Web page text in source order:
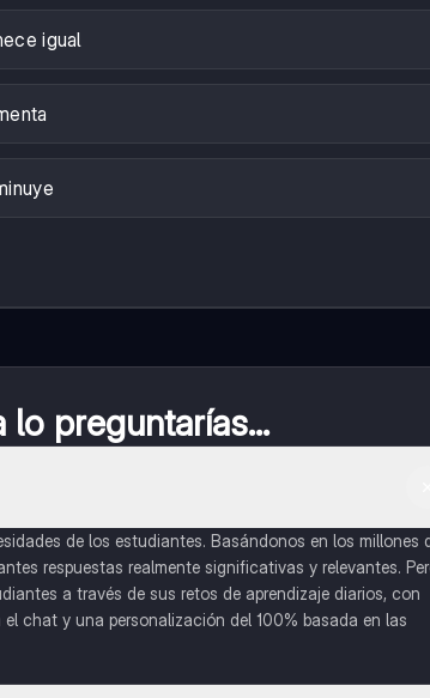
igual
lo preguntarías...
de los estudiantes. Basándonos en los millones
respuestas realmente significativas y relevantes.
a través de sus retos de aprendizaje diarios, con
chat y una personalización del 100% basada en las